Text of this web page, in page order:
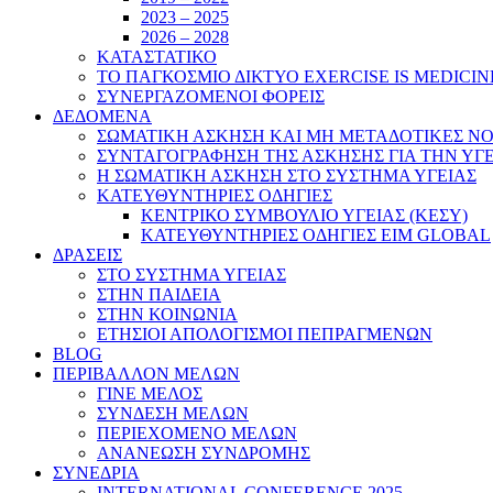
2023 – 2025
2026 – 2028
ΚΑΤΑΣΤΑΤΙΚΟ
ΤΟ ΠΑΓΚΟΣΜΙΟ ΔΙΚΤΥΟ EXERCISE IS
ΣΥΝΕΡΓΑΖΟΜΕΝΟΙ ΦΟΡΕΙΣ
ΔΕΔΟΜΕΝΑ
ΣΩΜΑΤΙΚΗ ΑΣΚΗΣΗ ΚΑΙ ΜΗ ΜΕΤΑΔΟΤΙΚΕΣ
ΣΥΝΤΑΓΟΓΡΑΦΗΣΗ ΤΗΣ ΑΣΚΗΣΗΣ ΓΙΑ ΤΗΝ
Η ΣΩΜΑΤΙΚΗ ΑΣΚΗΣΗ ΣΤΟ ΣΥΣΤΗΜΑ ΥΓΕΙΑΣ
ΚΑΤΕΥΘΥΝΤΗΡΙΕΣ ΟΔΗΓΙΕΣ
ΚΕΝΤΡΙΚΟ ΣΥΜΒΟΥΛΙΟ ΥΓΕΙΑΣ (ΚΕΣΥ)
ΚΑΤΕΥΘΥΝΤΗΡΙΕΣ ΟΔΗΓΙΕΣ EIM GLOBAL
ΔΡΑΣΕΙΣ
ΣΤΟ ΣΥΣΤΗΜΑ ΥΓΕΙΑΣ
ΣΤΗΝ ΠΑΙΔΕΙΑ
ΣΤΗΝ ΚΟΙΝΩΝΙΑ
ΕΤΗΣΙΟΙ ΑΠΟΛΟΓΙΣΜΟΙ ΠΕΠΡΑΓΜΕΝΩΝ
BLOG
ΠΕΡΙΒΑΛΛΟΝ ΜΕΛΩΝ
ΓΙΝΕ ΜΕΛΟΣ
ΣΥΝΔΕΣΗ ΜΕΛΩΝ
ΠΕΡΙΕΧΟΜΕΝΟ ΜΕΛΩΝ
ΑΝΑΝΕΩΣΗ ΣΥΝΔΡΟΜΗΣ
ΣΥΝΕΔΡΙΑ